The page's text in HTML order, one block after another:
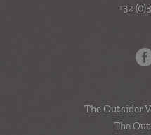
+32
The Outsider
The